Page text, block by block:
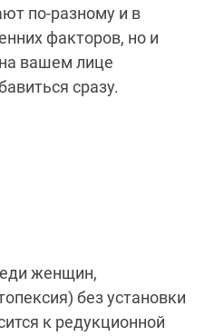
по-разному и в
факторов, но и
вашем лице
сразу.
женщин,
без установки
к редукционной